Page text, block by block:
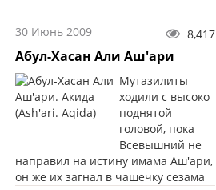
30 Июнь 2009 8,417
Абул-Хасан Али Аш'ари
Мутазилиты
ходили с высоко
поднятой
головой, пока
Всевышний не
направил на истину имама Аш'ари,
он же их загнал в чашечку сезама